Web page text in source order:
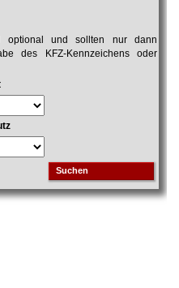
optional und sollten nur dann
des KFZ-Kennzeichens oder
Suchen